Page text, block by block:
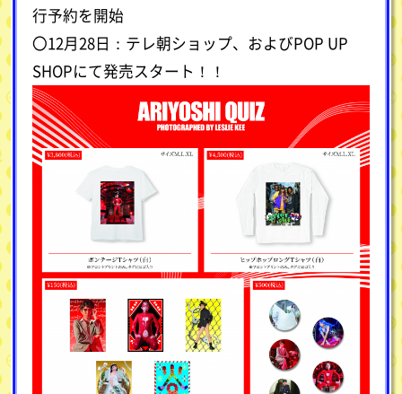
行予約を開始
〇12月28日：テレ朝ショップ、およびPOP UP
SHOPにて発売スタート！！